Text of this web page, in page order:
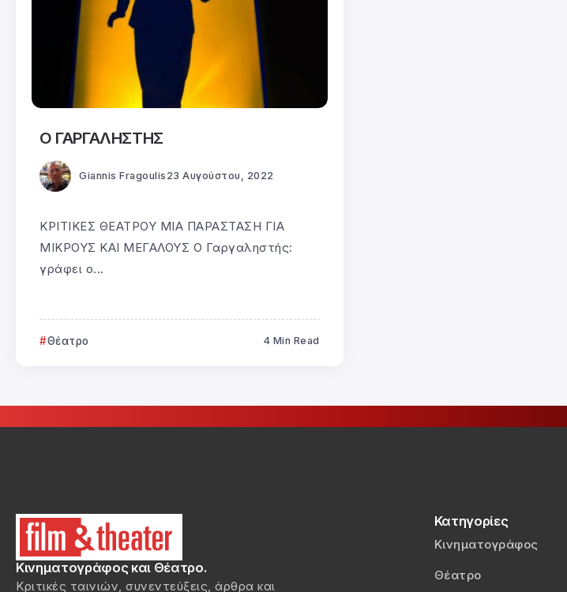
Ο ΓΑΡΓΑΛΗΣΤΗΣ
Giannis Fragoulis 23 Αυγούστου, 2022
ΚΡΙΤΙΚΕΣ ΘΕΑΤΡΟΥ ΜΙΑ ΠΑΡΑΣΤΑΣΗ ΓΙΑ
ΜΙΚΡΟΥΣ ΚΑΙ ΜΕΓΑΛΟΥΣ Ο Γαργαληστής:
γράφει ο...
Θέατρο 4 Min Read
Κινηματογράφος και Θέατρο.
Κριτικές ταινιών, συνεντεύξεις, άρθρα και
Κατηγορίες
Κινηματογράφος
Θέατρο